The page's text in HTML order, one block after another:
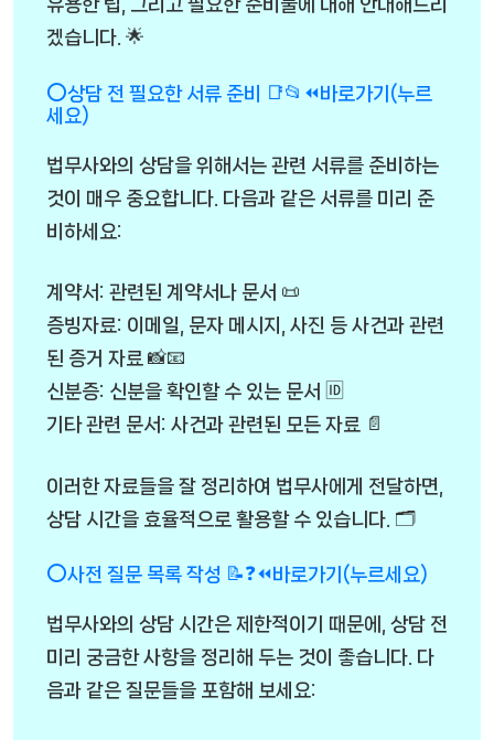
유용한 팁, 그리고 필요한 준비물에 대해 안내해드리
겠습니다. 🌟
⭕상담 전 필요한 서류 준비 📑📂⏪바로가기(누르
세요)
법무사와의 상담을 위해서는 관련 서류를 준비하는
것이 매우 중요합니다. 다음과 같은 서류를 미리 준
비하세요:
계약서: 관련된 계약서나 문서 📜
증빙자료: 이메일, 문자 메시지, 사진 등 사건과 관련
된 증거 자료 📸📧
신분증: 신분을 확인할 수 있는 문서 🆔
기타 관련 문서: 사건과 관련된 모든 자료 📄
이러한 자료들을 잘 정리하여 법무사에게 전달하면,
상담 시간을 효율적으로 활용할 수 있습니다. 🗂️
⭕사전 질문 목록 작성 📝❓⏪바로가기(누르세요)
법무사와의 상담 시간은 제한적이기 때문에, 상담 전
미리 궁금한 사항을 정리해 두는 것이 좋습니다. 다
음과 같은 질문들을 포함해 보세요: